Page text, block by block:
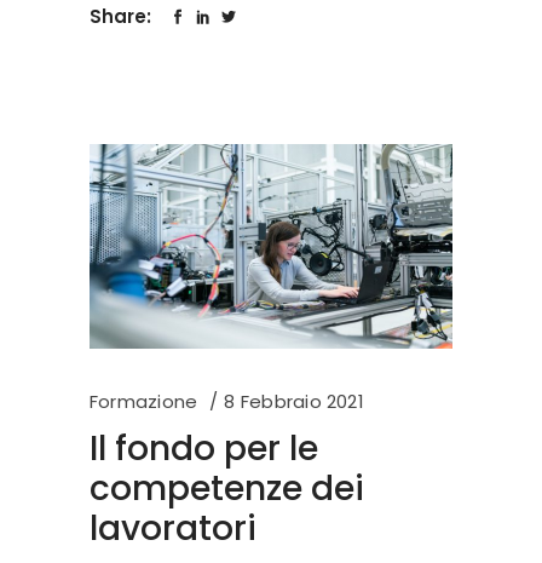
Share:
Formazione 8 Febbraio 2021
Il fondo per le
competenze dei
lavoratori